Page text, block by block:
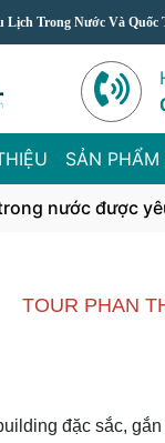
Và Quốc Tế Giá Rẻ
SẢN
nước được
TOUR PHAN
đặc sắc,